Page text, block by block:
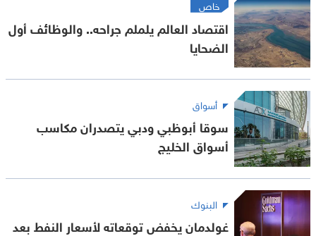
خاص
اقتصاد العالم يلملم جراحه.. والوظائف أول
الضحايا
أسواق
سوقا أبوظبي ودبي يتصدران مكاسب
أسواق الخليج
البنوك
غولدمان يخفض توقعاته لأسعار النفط بعد